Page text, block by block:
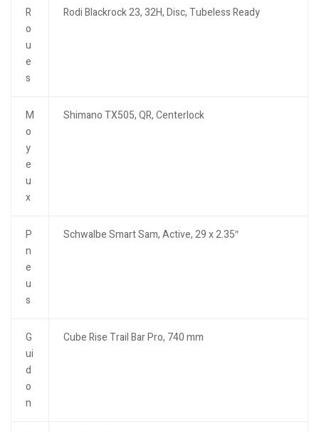
R
o
u
e
s
Rodi Blackrock 23, 32H, Disc, Tubeless Ready
M
o
y
e
u
x
Shimano TX505, QR, Centerlock
P
n
e
u
s
Schwalbe Smart Sam, Active, 29 x 2.35″
G
ui
d
o
n
Cube Rise Trail Bar Pro, 740 mm